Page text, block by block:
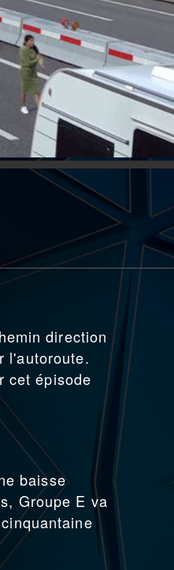
direction
l'autoroute.
cet épisode
baisse
Groupe E va